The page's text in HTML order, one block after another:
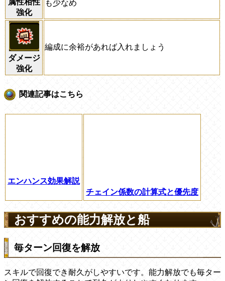
強化
も少なめ
ダメージ
強化
編成に余裕があれば入れましょう
関連記事はこちら
エンハンス効果解説
チェイン係数の計算式と優先度
おすすめの能力解放と船
毎ターン回復を解放
スキルで回復でき耐久がしやすいです。能力解放でも毎ター